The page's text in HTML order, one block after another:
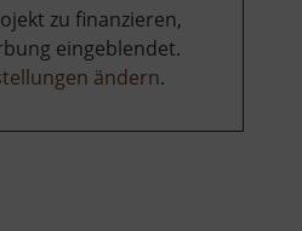
zu finanzieren,
eingeblendet.
ändern.